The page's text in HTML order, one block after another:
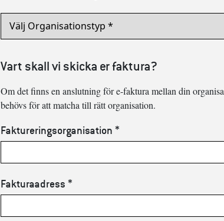
Vart skall vi skicka er faktura?
Om det finns en anslutning för e-faktura mellan din
behövs för att matcha till rätt organisation.
Faktureringsorganisation *
Fakturaadress *